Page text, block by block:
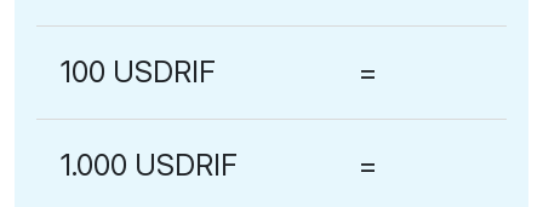
100 USDRIF =
1.000 USDRIF =